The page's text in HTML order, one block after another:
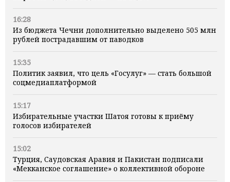
16:28
Из бюджета Чечни дополнительно выделено 505 млн
рублей пострадавшим от паводков
15:35
Политик заявил, что цель «Госулуг» — стать большой
соцмедиаплатформой
15:17
Избирательные участки Шатоя готовы к приёму
голосов избирателей
15:02
Турция, Саудовская Аравия и Пакистан подписали
«Мекканское соглашение» о коллективной обороне